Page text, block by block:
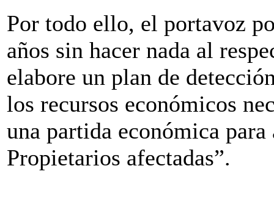
Por todo ello, el portavoz
años sin hacer nada al
elabore un plan de
los recursos económicos
una partida económica
Propietarios afectadas”.